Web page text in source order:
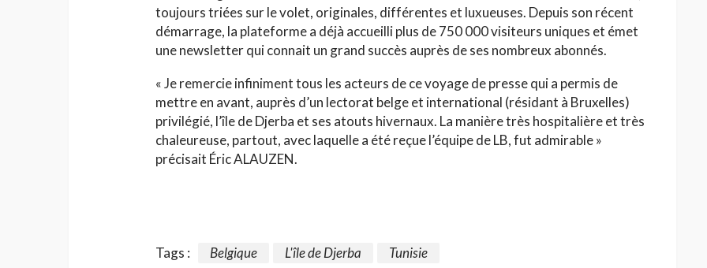
toujours triées sur le volet, originales, différentes et luxueuses. Depuis son récent
démarrage, la plateforme a déjà accueilli plus de 750 000 visiteurs uniques et émet
une newsletter qui connait un grand succès auprès de ses nombreux abonnés.
« Je remercie infiniment tous les acteurs de ce voyage de presse qui a permis de
mettre en avant, auprès d’un lectorat belge et international (résidant à Bruxelles)
privilégié, l’île de Djerba et ses atouts hivernaux. La manière très hospitalière et très
chaleureuse, partout, avec laquelle a été reçue l’équipe de LB, fut admirable »
précisait Éric ALAUZEN.
Tags : Belgique L'île de Djerba Tunisie